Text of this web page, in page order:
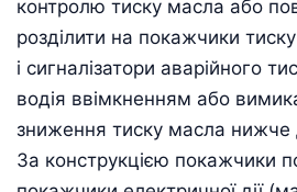
контролю тиску масла або
розділити на покажчики
і сигналізатори аварійного
водія ввімкненням або
зниження тиску масла нижче
За конструкцією покажчики